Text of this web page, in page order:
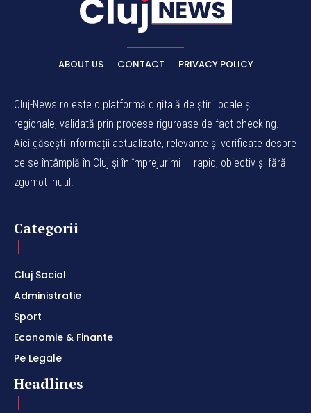
ABOUT US CONTACT PRIVACY POLICY
Cluj-News.ro este o platformă digitală de știri locale și
regionale, validată prin procese riguroase de fact-checking.
Aici găsești informații actualizate, relevante și verificate despre
ce se întâmplă în Cluj și în împrejurimi — rapid, obiectiv și fără
zgomot inutil.
Categorii
Cluj Social
Administratie
Sport
Economie & Finante
Pe Legale
Headlines